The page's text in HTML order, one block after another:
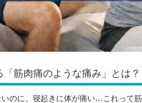
筋肉痛のような痛み」とは？
いのに、寝起きに体が痛い…これって